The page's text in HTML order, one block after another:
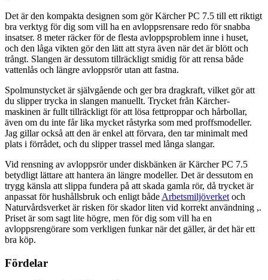
Det är den kompakta designen som gör Kärcher PC 7.5 till ett riktigt
bra verktyg för dig som vill ha en avloppsrensare redo för snabba
insatser. 8 meter räcker för de flesta avloppsproblem inne i huset,
och den låga vikten gör den lätt att styra även när det är blött och
trångt. Slangen är dessutom tillräckligt smidig för att rensa både
vattenlås och längre avloppsrör utan att fastna.
Spolmunstycket är självgående och ger bra dragkraft, vilket gör att
du slipper trycka in slangen manuellt. Trycket från Kärcher-
maskinen är fullt tillräckligt för att lösa fettproppar och hårbollar,
även om du inte får lika mycket råstyrka som med proffsmodeller.
Jag gillar också att den är enkel att förvara, den tar minimalt med
plats i förrådet, och du slipper trassel med långa slangar.
Vid rensning av avloppsrör under diskbänken är Kärcher PC 7.5
betydligt lättare att hantera än längre modeller. Det är dessutom en
trygg känsla att slippa fundera på att skada gamla rör, då trycket är
anpassat för hushållsbruk och enligt både Arbetsmiljöverket och
Naturvårdsverket är risken för skador liten vid korrekt användning ,.
Priset är som sagt lite högre, men för dig som vill ha en
avloppsrengörare som verkligen funkar när det gäller, är det här ett
bra köp.
Fördelar